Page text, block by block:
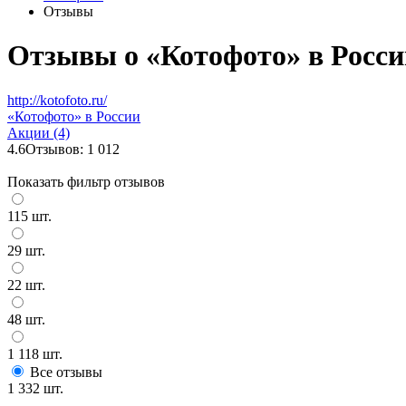
Отзывы
Отзывы о «Котофото» в
http://kotofoto.ru/
«Котофото» в России
Акции (4)
4.6Отзывов: 1 012
Показать фильтр отзывов
115 шт.
29 шт.
22 шт.
48 шт.
1 118 шт.
Все отзывы
1 332 шт.